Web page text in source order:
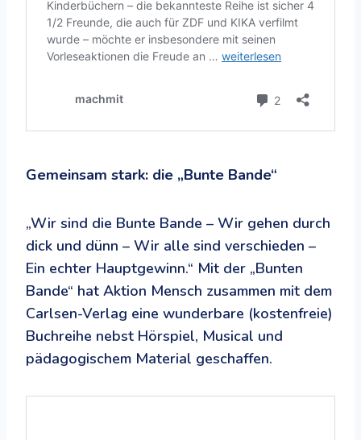
Gemeinsam stark: die „Bunte Bande“
„Wir sind die Bunte Bande – Wir gehen durch
dick und dünn – Wir alle sind verschieden –
Ein echter Hauptgewinn.“ Mit der „Bunten
Bande“ hat Aktion Mensch zusammen mit dem
Carlsen-Verlag eine wunderbare (kostenfreie)
Buchreihe nebst Hörspiel, Musical und
pädagogischem Material geschaffen.